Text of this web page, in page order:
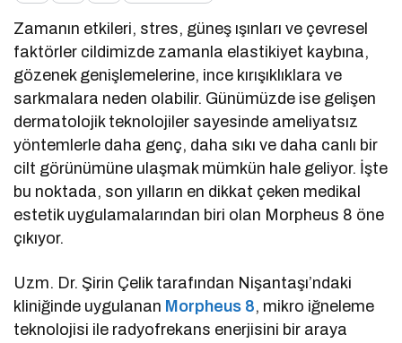
Zamanın etkileri, stres, güneş ışınları ve çevresel
faktörler cildimizde zamanla elastikiyet kaybına,
gözenek genişlemelerine, ince kırışıklıklara ve
sarkmalara neden olabilir. Günümüzde ise gelişen
dermatolojik teknolojiler sayesinde ameliyatsız
yöntemlerle daha genç, daha sıkı ve daha canlı bir
cilt görünümüne ulaşmak mümkün hale geliyor. İşte
bu noktada, son yılların en dikkat çeken medikal
estetik uygulamalarından biri olan Morpheus 8 öne
çıkıyor.
Uzm. Dr. Şirin Çelik tarafından Nişantaşı’ndaki
kliniğinde uygulanan Morpheus 8, mikro iğneleme
teknolojisi ile radyofrekans enerjisini bir araya